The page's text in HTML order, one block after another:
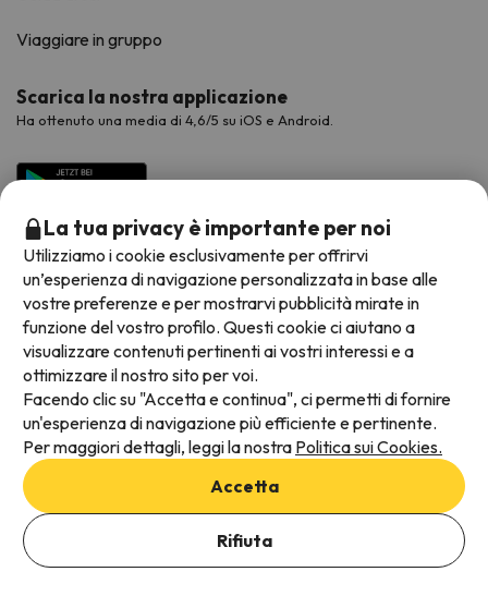
Aggiungi date per verificare la disponibilità
Seleziona Date di prenotazione
Viaggiare in gruppo
Scarica la nostra applicazione
Ha ottenuto una media di 4,6/5 su iOS e Android.
Metodi di pagamento disponibili
Termini e condizioni generali
Protezione dei dati
Informativa sui cookie
La tua privacy è importante per noi
Utilizziamo i cookie esclusivamente per offrirvi
un’esperienza di navigazione personalizzata in base alle
vostre preferenze e per mostrarvi pubblicità mirate in
funzione del vostro profilo. Questi cookie ci aiutano a
visualizzare contenuti pertinenti ai vostri interessi e a
ottimizzare il nostro sito per voi.
Facendo clic su "Accetta e continua", ci permetti di fornire
un'esperienza di navigazione più efficiente e pertinente.
Per maggiori dettagli, leggi la nostra Politica sui Cookies.
Accetta
Rifiuta